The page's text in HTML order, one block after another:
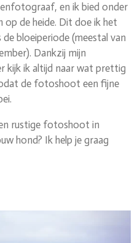
en ik bied onder
de heide. Dit doe ik het
bloeiperiode (meestal van
Dankzij mijn
kijk ik altijd naar wat prettig
de fotoshoot een fijne
rustige fotoshoot in
hond? Ik help je graag